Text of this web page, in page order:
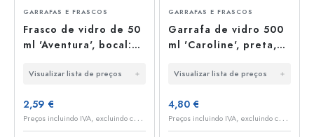
GARRAFAS E FRASCOS
Frasco de vidro de 50
ml 'Aventura', bocal:
Visualizar lista de preços
2,59 €
P
reços incluindo IVA, excluindo custos de envio
GARRAFAS E FRASCOS
Garrafa de vidro 500
ml 'Caroline', preta,
Visualizar lista de preços
4,80 €
P
reços incluindo IVA, excluindo custos de envio